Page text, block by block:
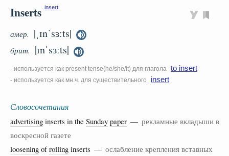
Inserts insert
амер. |ˌɪnˈsɜːts|
брит. |ɪnˈsɜːts|
- используется как present tense(he/she/it) для глагола to insert
- используется как мн.ч. для существительного insert
Словосочетания
advertising inserts in the Sunday paper — рекламные вкладыши в
воскресной газете
loosening ofrolling inserts — ослабление крепления вставных